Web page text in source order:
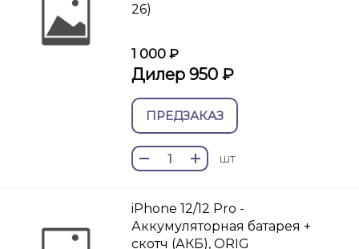
26)
1 000 ₽
Дилер 950 ₽
ПРЕДЗАКАЗ
шт
iPhone 12/12 Pro -
Аккумуляторная батарея +
скотч (АКБ), ORIG